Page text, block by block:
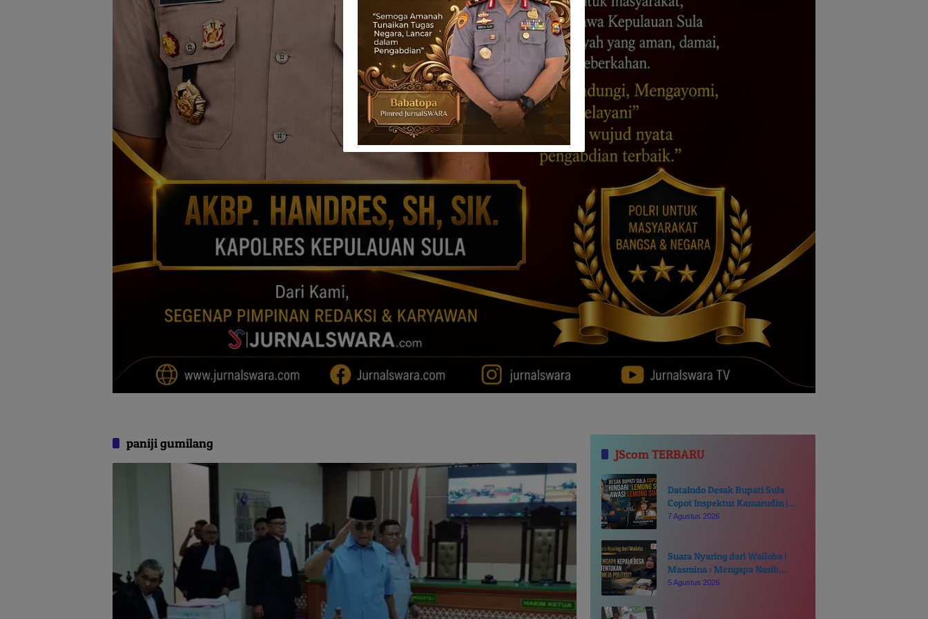
paniji gumilang
JScom TERBARU
DataIndo Desak Bupati Sula
Copot Inspektur Kamarudin |
Hindari ‘Lemong Suanggi Awasi
7 Agustus 2026
Suara Nyaring dari Wailoba |
Masmina : Mengapa Nasib
Kades Desa Ditentukan di Meja
5 Agustus 2026